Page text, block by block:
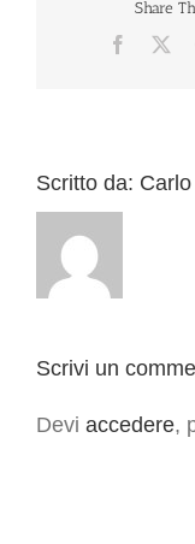
Share
Scritto da:
Scrivi un
Devi accedere,